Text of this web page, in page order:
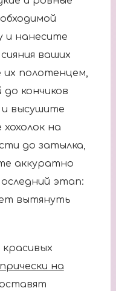
и нанесите
ваших
полотенцем,
кончиков
высушите
на
до затылка,
аккуратно
этап:
вытянуть
прически на